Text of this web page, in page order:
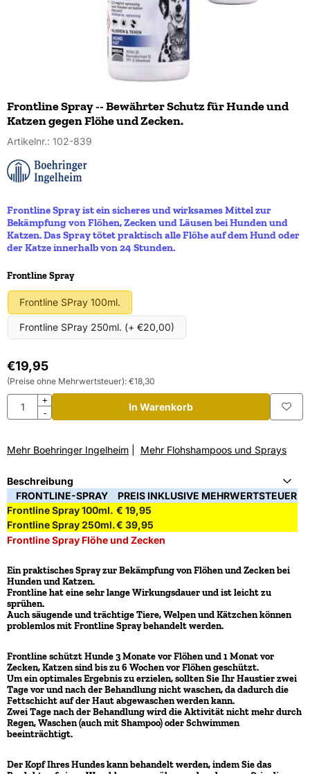
Frontline Spray -- Bewährter Schutz für Hunde und
Katzen gegen Flöhe und Zecken.
Artikelnr.: 102-839
Frontline Spray ist ein sicheres und wirksames Mittel zur
Bekämpfung von Flöhen, Zecken und Läusen bei Hunden und
Katzen. Das Spray tötet praktisch alle Flöhe auf dem Hund oder
der Katze innerhalb von 24 Stunden.
Eine Auswahl treffen für
Frontline Spray
Frontline SPray 100ml.
Frontline SPray 250ml. (+ €20,00)
€19,95
(Preise ohne Mehrwertsteuer): €18,30
Anzahl
+
-
In Warenkorb
Mehr Boehringer Ingelheim Mehr Flohshampoos und Sprays
Beschreibung
FRONTLINE-SPRAY
PREIS INKLUSIVE MEHRWERTSTEUER
Frontline Spray 100ml. € 19,95
Frontline Spray 250ml.€ 39,95
Frontline Spray Flöhe und Zecken
Ein praktisches Spray zur Bekämpfung von Flöhen und Zecken bei
Hunden und Katzen.
Frontline hat eine sehr lange Wirkungsdauer und ist leicht zu
sprühen.
Auch säugende und trächtige Tiere, Welpen und Kätzchen können
problemlos mit Frontline Spray behandelt werden.
Frontline schützt Hunde 3 Monate vor Flöhen und 1 Monat vor
Zecken, Katzen sind bis zu 6 Wochen vor Flöhen geschützt.
Um ein optimales Ergebnis zu erzielen, sollten Sie Ihr Haustier zwei
Tage vor und nach der Behandlung nicht waschen, da dadurch die
Fettschicht auf der Haut abgewaschen werden kann.
Zwei Tage nach der Behandlung wird die Aktivität nicht mehr durch
Regen, Waschen (auch mit Shampoo) oder Schwimmen
beeinträchtigt.
Der Kopf Ihres Hundes kann behandelt werden, indem Sie das